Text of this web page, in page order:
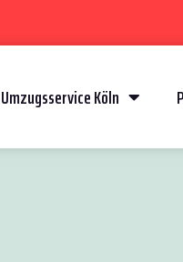
Umzugsservice Köln